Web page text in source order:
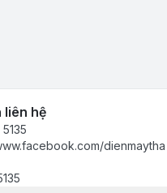
liên hệ
dienmaytha